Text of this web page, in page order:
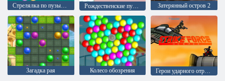
Стрелялка по пузырям Рождественские пузыри Затерянный остров 2
Загадка рая Колесо обозрения
Герои ударного отряда 1